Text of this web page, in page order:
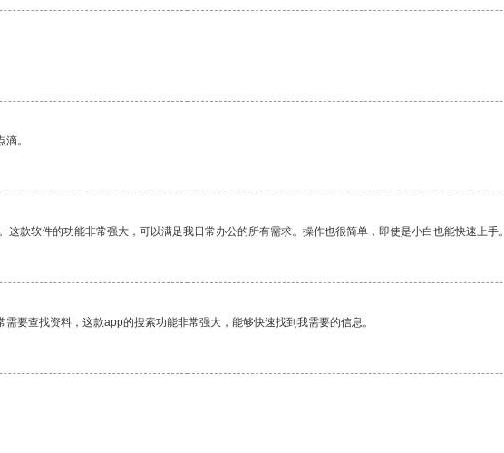
。
款软件的功能非常强大，可以满足我日常办公的所有需求。操作也很简单，即使是小白也能快速上手。
要查找资料，这款app的搜索功能非常强大，能够快速找到我需要的信息。